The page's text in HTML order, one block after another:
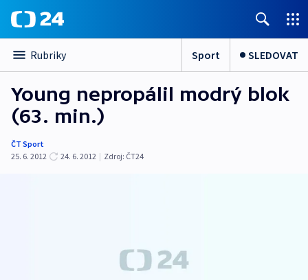
Rubriky Sport SLEDOVAT
Young nepropálil modrý blok
(63. min.)
ČT Sport
25. 6. 2012
24. 6. 2012 | Zdroj: ČT24